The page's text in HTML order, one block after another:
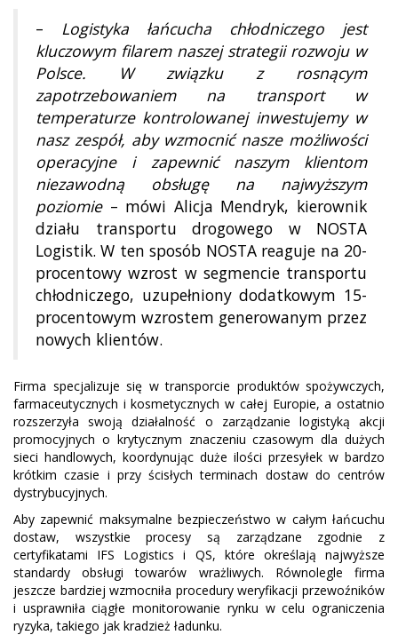
– Logistyka łańcucha chłodniczego jest
kluczowym filarem naszej strategii rozwoju w
Polsce. W związku z rosnącym
zapotrzebowaniem na transport w
temperaturze kontrolowanej inwestujemy w
nasz zespół, aby wzmocnić nasze możliwości
operacyjne i zapewnić naszym klientom
niezawodną obsługę na najwyższym
poziomie– mówi Alicja Mendryk, kierownik
działu transportu drogowego w NOSTA
Logistik. W ten sposób NOSTA reaguje na 20-
procentowy wzrost w segmencie transportu
chłodniczego, uzupełniony dodatkowym 15-
procentowym wzrostem generowanym przez
nowych klientów.
Firma specjalizuje się w transporcie produktów spożywczych,
farmaceutycznych i kosmetycznych w całej Europie, a ostatnio
rozszerzyła swoją działalność o zarządzanie logistyką akcji
promocyjnych o krytycznym znaczeniu czasowym dla dużych
sieci handlowych, koordynując duże ilości przesyłek w bardzo
krótkim czasie i przy ścisłych terminach dostaw do centrów
dystrybucyjnych.
Aby zapewnić maksymalne bezpieczeństwo w całym łańcuchu
dostaw, wszystkie procesy są zarządzane zgodnie z
certyfikatami IFS Logistics i QS, które określają najwyższe
standardy obsługi towarów wrażliwych. Równolegle firma
jeszcze bardziej wzmocniła procedury weryfikacji przewoźników
i usprawniła ciągłe monitorowanie rynku w celu ograniczenia
ryzyka, takiego jak kradzież ładunku.